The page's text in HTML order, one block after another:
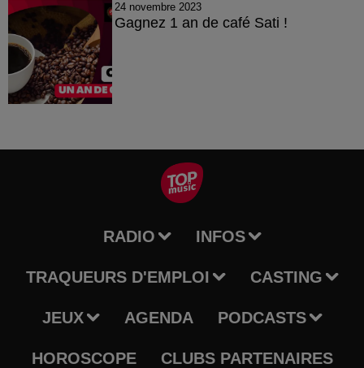
24 novembre 2023
Gagnez 1 an de café Sati !
RADIO INFOS
TRAQUEURS D'EMPLOI CASTING
JEUX AGENDA PODCASTS
HOROSCOPE CLUBS PARTENAIRES